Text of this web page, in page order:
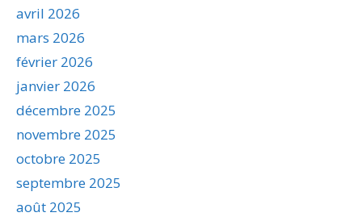
avril 2026
mars 2026
février 2026
janvier 2026
décembre 2025
novembre 2025
octobre 2025
septembre 2025
août 2025